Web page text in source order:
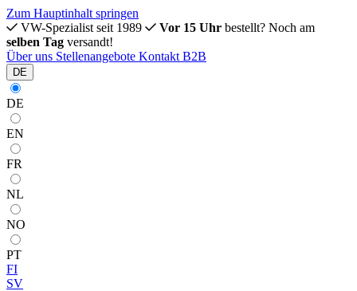
Zum Hauptinhalt springen
VW-Spezialist seit 1989
Vor 15 Uhr bestellt? Noch am
selben Tag versandt!
Über uns Stellenangebote Kontakt B2B
DE
DE
EN
FR
NL
NO
PT
FI
SV